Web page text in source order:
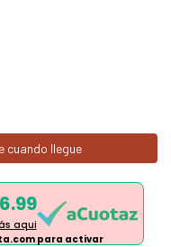
cuando llegue
aqui
para activar